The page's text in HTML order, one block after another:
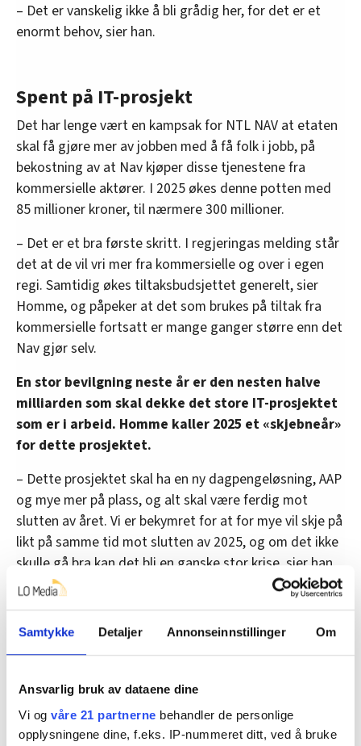
Samtykke Detaljer Annonseinnstillinger Om
Ansvarlig bruk av dataene dine
Vi og våre 21 partnerne behandler de personlige
opplysningene dine, f.eks. IP-nummeret ditt, ved å bruke
– Det er vanskelig ikke å bli grådig her, for det er et
enormt behov, sier han.
Spent på IT-prosjekt
Det har lenge vært en kampsak for NTL NAV at etaten
skal få gjøre mer av jobben med å få folk i jobb, på
bekostning av at Nav kjøper disse tjenestene fra
kommersielle aktører. I 2025 økes denne potten med
85 millioner kroner, til nærmere 300 millioner.
– Det er et bra første skritt. I regjeringas melding står
det at de vil vri mer fra kommersielle og over i egen
regi. Samtidig økes tiltaksbudsjettet generelt, sier
Homme, og påpeker at det som brukes på tiltak fra
kommersielle fortsatt er mange ganger større enn det
Nav gjør selv.
En stor bevilgning neste år er den nesten halve
milliarden som skal dekke det store IT-prosjektet
som er i arbeid. Homme kaller 2025 et «skjebneår»
for dette prosjektet.
– Dette prosjektet skal ha en ny dagpengeløsning, AAP
og mye mer på plass, og alt skal være ferdig mot
slutten av året. Vi er bekymret for at for mye vil skje på
likt på samme tid mot slutten av 2025, og om det ikke
skulle gå bra kan det bli en ganske stor krise, sier han.
Så langt får han tilbakemeldinger fra arbeidsgiver på
på at de tekniske løsningene vil bli ferdig i tide.
ikke går helt etter planen, for det gjør det jo
aldri, sier Homme – litt på fleip.